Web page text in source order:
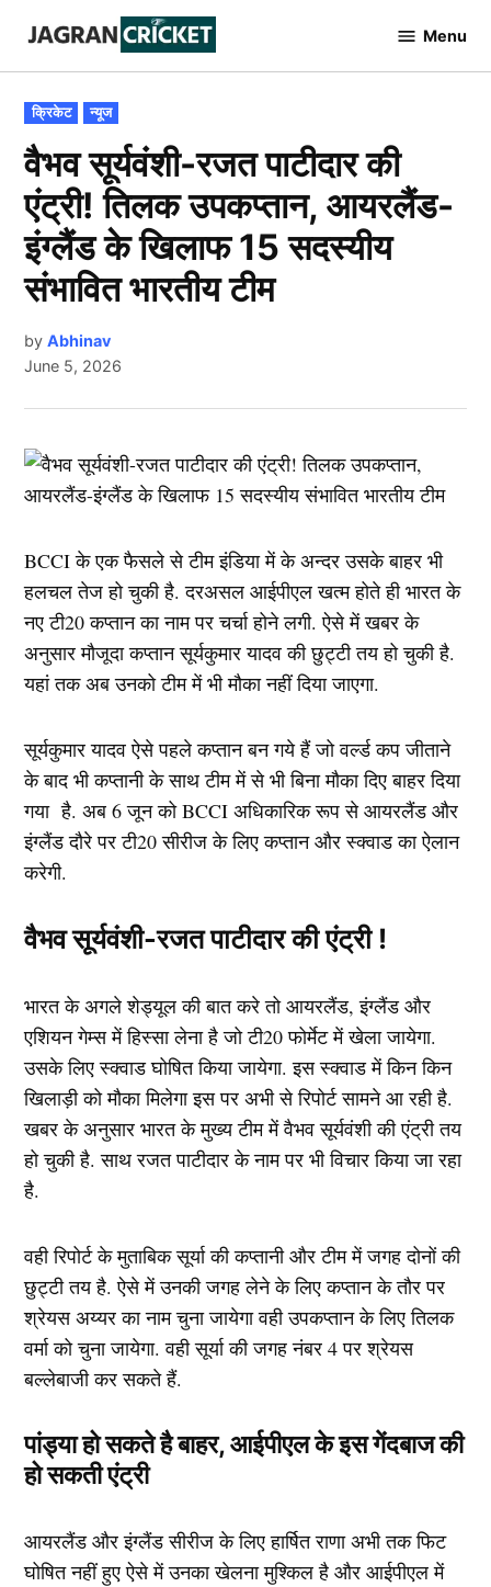
content
Cricket
Menu
POSTED
IN
क्रिकेट न्यूज
वैभव सूर्यवंशी-रजत पाटीदार की
एंट्री! तिलक उपकप्तान, आयरलैंड-
इंग्लैंड के खिलाफ 15 सदस्यीय
संभावित भारतीय टीम
by Abhinav
June 5, 2026
BCCI के एक फैसले से टीम इंडिया में के अन्दर उसके बाहर भी
हलचल तेज हो चुकी है. दरअसल आईपीएल खत्म होते ही भारत के
नए टी20 कप्तान का नाम पर चर्चा होने लगी. ऐसे में खबर के
अनुसार मौजूदा कप्तान सूर्यकुमार यादव की छुट्टी तय हो चुकी है.
यहां तक अब उनको टीम में भी मौका नहीं दिया जाएगा.
सूर्यकुमार यादव ऐसे पहले कप्तान बन गये हैं जो वर्ल्ड कप जीताने
के बाद भी कप्तानी के साथ टीम में से भी बिना मौका दिए बाहर दिया
गया है. अब 6 जून को BCCI अधिकारिक रूप से आयरलैंड और
इंग्लैंड दौरे पर टी20 सीरीज के लिए कप्तान और स्क्वाड का ऐलान
करेगी.
वैभव सूर्यवंशी-रजत पाटीदार की एंट्री !
भारत के अगले शेड्यूल की बात करे तो आयरलैंड, इंग्लैंड और
एशियन गेम्स में हिस्सा लेना है जो टी20 फोर्मेट में खेला जायेगा.
उसके लिए स्क्वाड घोषित किया जायेगा. इस स्क्वाड में किन किन
खिलाड़ी को मौका मिलेगा इस पर अभी से रिपोर्ट सामने आ रही है.
खबर के अनुसार भारत के मुख्य टीम में वैभव सूर्यवंशी की एंट्री तय
हो चुकी है. साथ रजत पाटीदार के नाम पर भी विचार किया जा रहा
है.
वही रिपोर्ट के मुताबिक सूर्या की कप्तानी और टीम में जगह दोनों की
छुट्टी तय है. ऐसे में उनकी जगह लेने के लिए कप्तान के तौर पर
श्रेयस अय्यर का नाम चुना जायेगा वही उपकप्तान के लिए तिलक
वर्मा को चुना जायेगा. वही सूर्या की जगह नंबर 4 पर श्रेयस
बल्लेबाजी कर सकते हैं.
पांड्या हो सकते है बाहर, आईपीएल के इस गेंदबाज की
हो सकती एंट्री
आयरलैंड और इंग्लैंड सीरीज के लिए हार्षित राणा अभी तक फिट
घोषित नहीं हुए ऐसे में उनका खेलना मुश्किल है और आईपीएल में